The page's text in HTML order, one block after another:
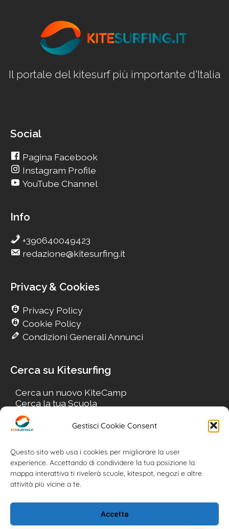
Gestisci Cookie Consent
Questo sito web usa i cookies per migliorare la user
experience. Accettando di condividere la tua posizione la
mappa interattiva ti rivelerà scuole, kitespot, negozi e altre
attività più vicine a te.
Accetta
Il portale del kitesurf più importante d'Italia
Social
Pagina Facebook
Instagram Profile
YouTube Channel
Info
+390640049423
redazione@kitesurfing.it
Privacy & Cookies
Privacy Policy
Cookie Policy
Condizioni Generali Annunci
Cerca su Kitesurfing
Cerca un nuovo KiteCamp
Cerca la tua Scuola
Cerca il tuo KiteSpot
Cerca Accommodation